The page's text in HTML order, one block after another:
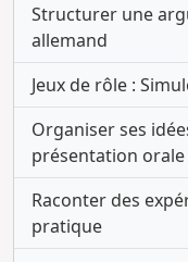
Structurer une
allemand
Jeux de rôle :
Organiser ses
présentation
Raconter des
pratique